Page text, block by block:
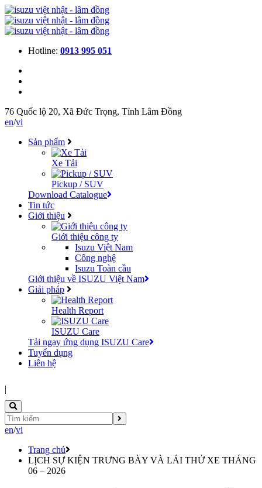
Hotline: 0913 995 051
76 Quốc lộ 20, Xã Đức Trọng, Tỉnh Lâm Đồng
en/vi
Sản phẩm
Xe Tải
Pickup / SUV
Download Catalogue
Tin tức
Giới thiệu
Giới thiệu công ty
Isuzu Việt Nam
Công nghệ
Isuzu Toàn cầu
Giới thiệu về ISUZU Việt Nam
Giải pháp
Health Report
ISUZU Care
Tải ngay ứng dụng ISUZU Care
Tuyển dụng
Liên hệ
|
en/vi
Trang chủ
LỊCH SỰ KIỆN TRƯNG BÀY VÀ LÁI THỬ XE THÁNG
06 – 2026